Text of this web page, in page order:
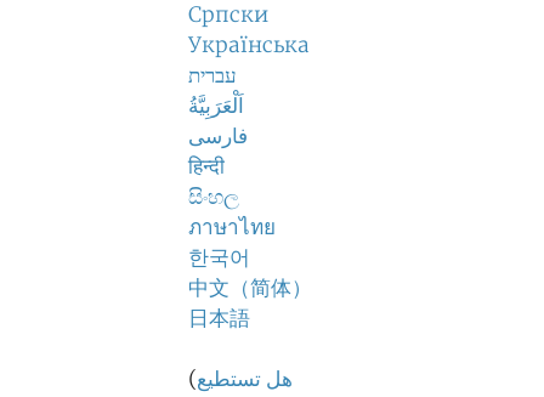
Српски
Українська
עברית
اَلْعَرَبِيَّةُ
فارسی
हिन्दी
සිංහල
ภาษาไทย
한국어
中文（简体）
日本語
(هل تستطيع